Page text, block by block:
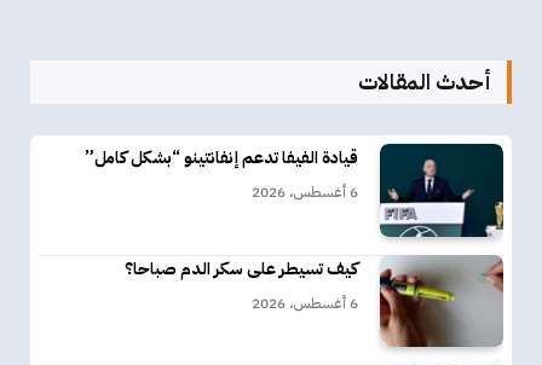
أحدث المقالات
قيادة الفيفا تدعم إنفانتينو “بشكل كامل”
6 أغسطس، 2026
كيف تسيطر على سكر الدم صباحا؟
6 أغسطس، 2026